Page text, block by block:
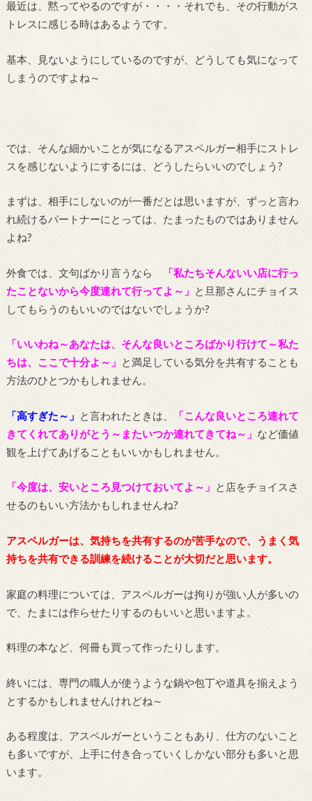
最近は、黙ってやるのですが・・・・それでも、その行動がス
トレスに感じる時はあるようです。
基本、見ないようにしているのですが、どうしても気になって
しまうのですよね～
では、そんな細かいことが気になるアスペルガー相手にストレ
スを感じないようにするには、どうしたらいいのでしょう?
まずは、相手にしないのが一番だとは思いますが、ずっと言わ
れ続けるパートナーにとっては、たまったものではありません
よね?
外食では、文句ばかり言うなら
「私たちそんないい店に行っ
たことないから今度連れて行ってよ～」 と旦那さんにチョイス
してもらうのもいいのではないでしょうか?
「いいわね～あなたは、そんな良いところばかり行けて～私た
ちは、ここで十分よ～」 と満足している気分を共有することも
方法のひとつかもしれません。
「高すぎた～」 と言われたときは、
「こんな良いところ連れて
きてくれてありがとう～またいつか連れてきてね～」 など価値
観を上げてあげることもいいかもしれません。
「今度は、安いところ見つけておいてよ～」 と店をチョイスさ
せるのもいい方法かもしれませんね?
アスペルガーは、気持ちを共有するのが苦手なので、うまく気
持ちを共有できる訓練を続けることが大切だと思います。
家庭の料理については、アスペルガーは拘りが強い人が多いの
で、たまには作らせたりするのもいいと思いますよ。
料理の本など、何冊も買って作ったりします。
終いには、専門の職人が使うような鍋や包丁や道具を揃えよう
とするかもしれませんけれどね～
ある程度は、アスペルガーということもあり、仕方のないこと
も多いですが、上手に付き合っていくしかない部分も多いと思
います。